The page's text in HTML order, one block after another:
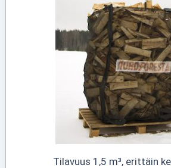
Tilavuus 1,5 m³, erittäin